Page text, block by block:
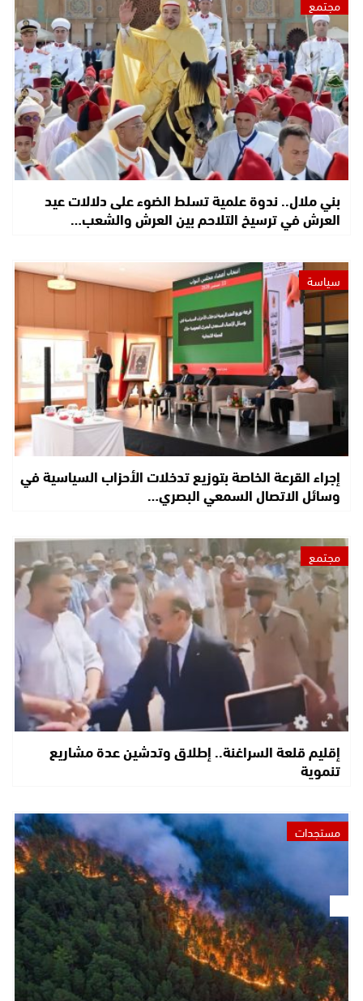
بني ملال.. ندوة علمية تسلط الضوء على دلالات عيد
العرش في ترسيخ التلاحم بين العرش والشعب…
سياسة
إجراء القرعة الخاصة بتوزيع تدخلات الأحزاب السياسية في
وسائل الاتصال السمعي البصري…
مجتمع
إقليم قلعة السراغنة.. إطلاق وتدشين عدة مشاريع
تنموية
مستجدات